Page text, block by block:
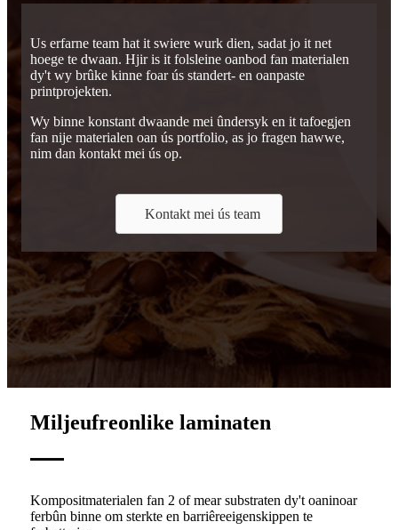
Us erfarne team hat it swiere wurk dien, sadat jo it net
hoege te dwaan. Hjir is it folsleine oanbod fan materialen
dy't wy brûke kinne foar ús standert- en oanpaste
printprojekten.
Wy binne konstant dwaande mei ûndersyk en it tafoegjen
fan nije materialen oan ús portfolio, as jo fragen hawwe,
nim dan kontakt mei ús op.
Kontakt mei ús team
Miljeufreonlike laminaten
Kompositmaterialen fan 2 of mear substraten dy't oaninoar
ferbûn binne om sterkte en barriêreeigenskippen te